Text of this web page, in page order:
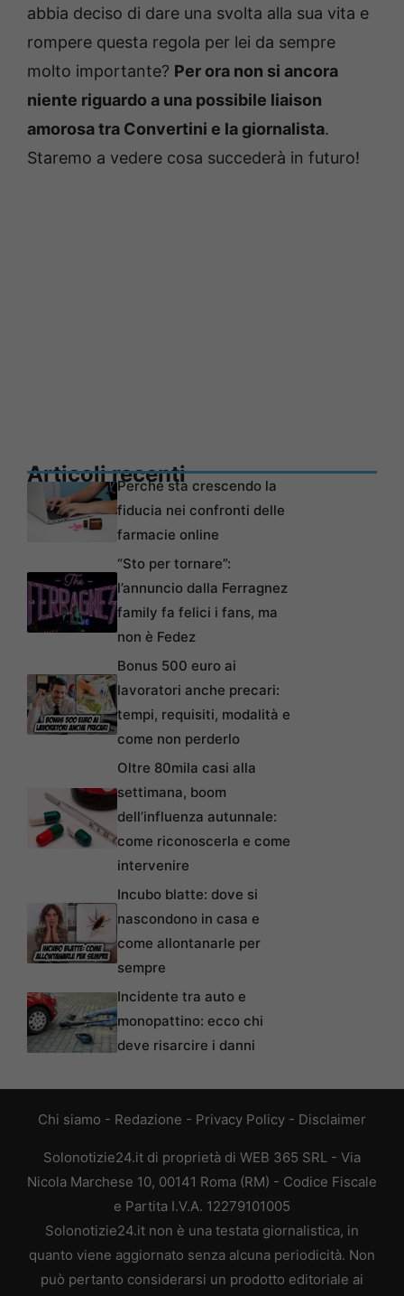
abbia deciso di dare una svolta alla sua vita e
rompere questa regola per lei da sempre
molto importante? Per ora non si ancora
niente riguardo a una possibile liaison
amorosa tra Convertini e la giornalista.
Staremo a vedere cosa succederà in futuro!
Articoli recentiPerché sta crescendo la
fiducia nei confronti delle
farmacie online
“Sto per tornare”:
l’annuncio dalla Ferragnez
family fa felici i fans, ma
non è Fedez
Bonus 500 euro ai
lavoratori anche precari:
tempi, requisiti, modalità e
come non perderlo
Oltre 80mila casi alla
settimana, boom
dell’influenza autunnale:
come riconoscerla e come
intervenire
Incubo blatte: dove si
nascondono in casa e
come allontanarle per
sempre
Incidente tra auto e
monopattino: ecco chi
deve risarcire i danni
Chi siamo - Redazione - Privacy Policy - Disclaimer
Solonotizie24.it di proprietà di WEB 365 SRL - Via
Nicola Marchese 10, 00141 Roma (RM) - Codice Fiscale
e Partita I.V.A. 12279101005
Solonotizie24.it non è una testata giornalistica, in
quanto viene aggiornato senza alcuna periodicità. Non
può pertanto considerarsi un prodotto editoriale ai